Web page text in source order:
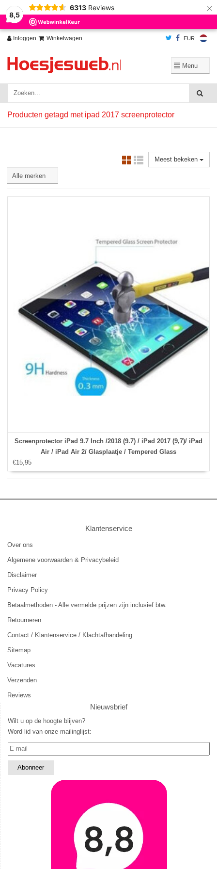
8,5
6313 Reviews ×
Inloggen Winkelwagen EUR
Producten getagd met ipad 2017 screenprotector
Meest bekeken
Screenprotector iPad 9.7 Inch /2018 (9.7) / iPad 2017 (9,7)/ iPad
Air / iPad Air 2/ Glasplaatje / Tempered Glass
€15,95
Klantenservice
Over ons
Algemene voorwaarden & Privacybeleid
Disclaimer
Privacy Policy
Betaalmethoden - Alle vermelde prijzen zijn inclusief btw.
Retourneren
Contact / Klantenservice / Klachtafhandeling
Sitemap
Vacatures
Verzenden
Reviews
Nieuwsbrief
Wilt u op de hoogte blijven?
Word lid van onze mailinglijst:
Wij slaan cookies op om onze website te verbeteren. Is dat akkoord?
Ja
Nee